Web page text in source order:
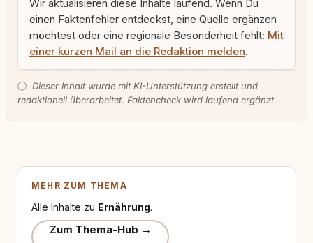
Wir aktualisieren diese Inhalte laufend. Wenn Du
einen Faktenfehler entdeckst, eine Quelle ergänzen
möchtest oder eine regionale Besonderheit fehlt: Mit
einer kurzen Mail an die Redaktion melden.
ⓘ Dieser Inhalt wurde mit KI-Unterstützung erstellt und
redaktionell überarbeitet. Faktencheck wird laufend ergänzt.
MEHR ZUM THEMA
Alle Inhalte zu Ernährung.
Zum Thema-Hub →